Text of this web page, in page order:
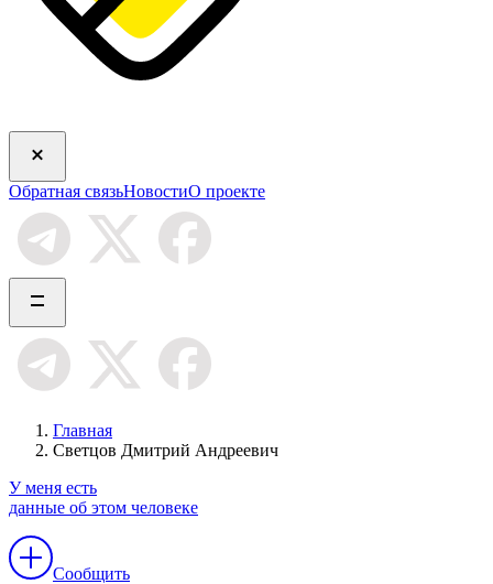
Обратная связьНовостиО проекте
Главная
Светцов Дмитрий Андреевич
У меня есть
данные об этом человеке
Сообщить